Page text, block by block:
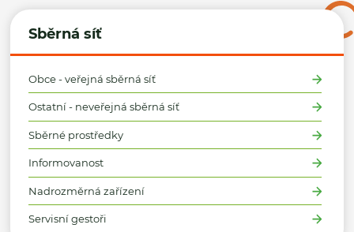
Sběrná síť
Obce - veřejná sběrná síť
Ostatní - neveřejná sběrná síť
Sběrné prostředky
Informovanost
Nadrozměrná zařízení
Servisní gestoři